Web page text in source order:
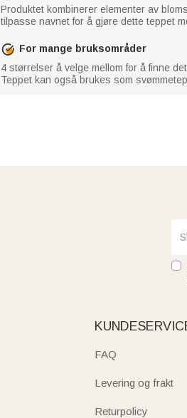
Produktet kombinerer elementer av
tilpasse navnet for å gjøre dette teppet
For mange bruksområder
4 størrelser å velge mellom for å finne
Teppet kan også brukes som
FAQ
Levering og frakt
Returpolicy